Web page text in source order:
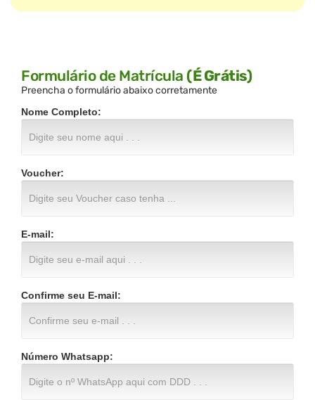
Formulário de Matrícula (É Grátis)
Preencha o formulário abaixo corretamente
Nome Completo:
Voucher:
E-mail:
Confirme seu E-mail:
Número Whatsapp: